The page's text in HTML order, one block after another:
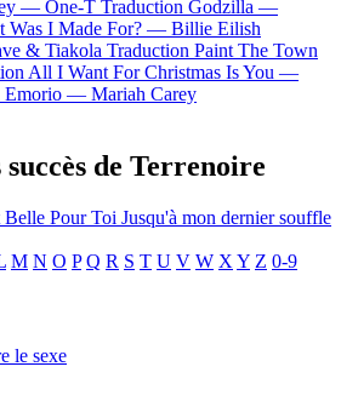
— One-T Traduction Godzilla —
Was I Made For? — Billie Eilish
& Tiakola Traduction Paint The Town
All I Want For Christmas Is You —
Emorio — Mariah Carey
de Terrenoire
Pour Toi Jusqu'à mon dernier souffle
M N O P Q R S T U V W X Y Z 0-9
le sexe